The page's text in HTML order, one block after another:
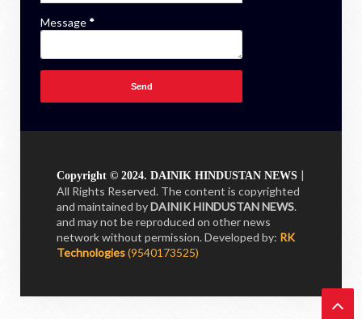
Message *
Copyright © 2024. DAINIK HINDUSTAN NEWS |
All Rights Reserved. The content is copyrighted
and maintained byDAINIK HINDUSTAN NEWS.
and may not be reproduced on other news
network without permission.Developed by: RK
Technologies(9540173525)